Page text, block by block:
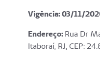
Vigência: 03/11/
Endereço:Rua Dr
Itaboraí, RJ, CEP: